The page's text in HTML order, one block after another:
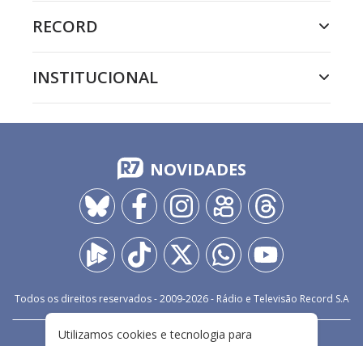
RECORD
INSTITUCIONAL
NOVIDADES
Todos os direitos reservados - 2009-2026- Rádio e Televisão Record S.A
Utilizamos cookies e tecnologia para